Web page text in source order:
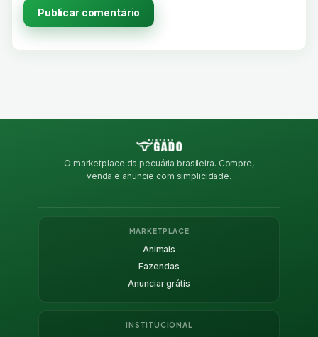
O marketplace da pecuária brasileira. Compre,
venda e anuncie com simplicidade.
MARKETPLACE
Animais
Fazendas
Anunciar grátis
INSTITUCIONAL